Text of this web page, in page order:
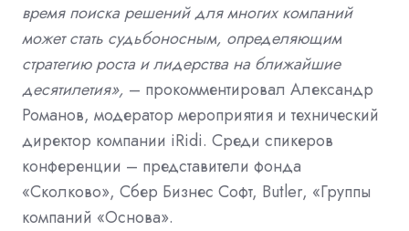
время поиска решений для многих компаний
может стать судьбоносным, определяющим
стратегию роста и лидерства на ближайшие
десятилетия», – прокомментировал Александр
Романов, модератор мероприятия и технический
директор компании iRidi. Среди спикеров
конференции – представители фонда
«Сколково», Сбер Бизнес Софт, Butler, «Группы
компаний «Основа».